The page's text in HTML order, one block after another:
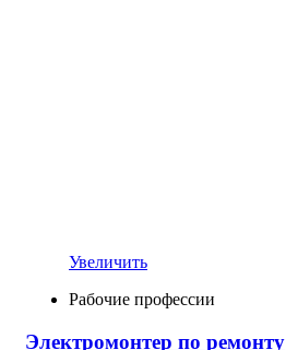
Увеличить
Рабочие профессии
Электромонтер по ремонту